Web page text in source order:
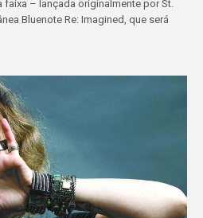
faixa – lançada originalmente por St.
Bluenote Re: Imagined, que será